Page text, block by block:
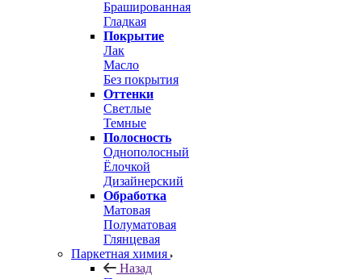
Брашированная
Гладкая
Покрытие
Лак
Масло
Без покрытия
Оттенки
Светлые
Темные
Полосность
Однополосный
Ёлочкой
Дизайнерский
Обработка
Матовая
Полуматовая
Глянцевая
Паркетная химия
Назад